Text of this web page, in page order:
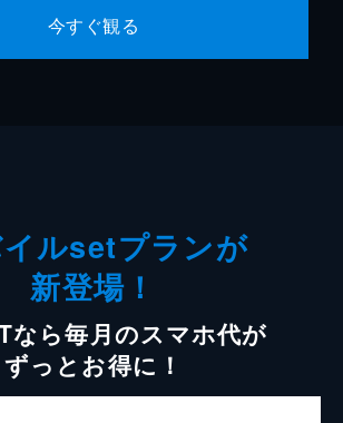
今すぐ観る
ルsetプランが
新登場！
なら毎月のスマホ代が
ずっとお得に！